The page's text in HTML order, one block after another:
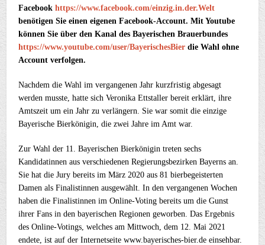
Facebookhttps://www.facebook.com/einzig.in.der.Welt
benötigen Sie einen eigenen Facebook-Account. Mit Youtube
können Sie über den Kanal des Bayerischen Brauerbundes
https://www.youtube.com/user/BayerischesBier die Wahl ohne
Account verfolgen.
Nachdem die Wahl im vergangenen Jahr kurzfristig abgesagt
werden musste, hatte sich Veronika Ettstaller bereit erklärt, ihre
Amtszeit um ein Jahr zu verlängern. Sie war somit die einzige
Bayerische Bierkönigin, die zwei Jahre im Amt war.
Zur Wahl der 11. Bayerischen Bierkönigin treten sechs
Kandidatinnen aus verschiedenen Regierungsbezirken Bayerns an.
Sie hat die Jury bereits im März 2020 aus 81 bierbegeisterten
Damen als Finalistinnen ausgewählt. In den vergangenen Wochen
haben die Finalistinnen im Online-Voting bereits um die Gunst
ihrer Fans in den bayerischen Regionen geworben. Das Ergebnis
des Online-Votings, welches am Mittwoch, dem 12. Mai 2021
endete, ist auf der Internetseite www.bayerisches-bier.de einsehbar.